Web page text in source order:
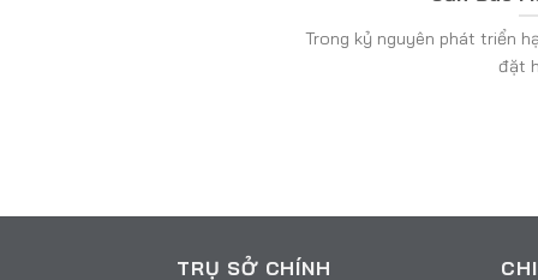
Trong kỷ nguyên phát triển
đặt
TRỤ SỞ CHÍNH